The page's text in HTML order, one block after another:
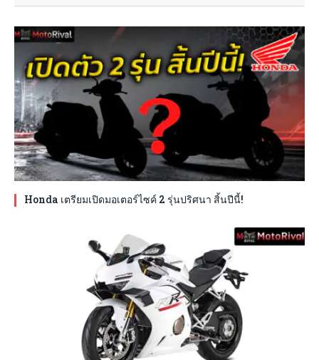
Honda เตรียมเปิดมอเตอร์ไซค์ 2 รุ่นปริศนา สิ้นปีนี้!